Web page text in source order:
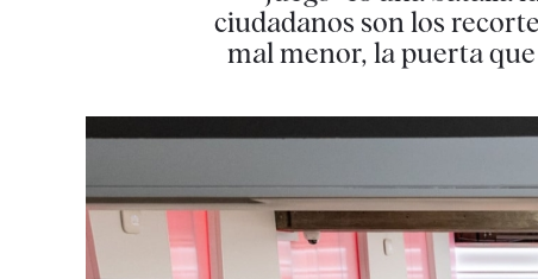
ciudadanos son los
mal menor, la puerta